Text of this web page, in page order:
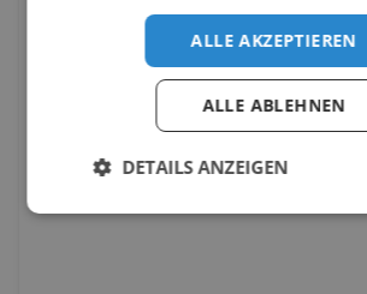
ALLE AKZEPTIEREN
ALLE ABLEHNEN
DETAILS ANZEIGEN